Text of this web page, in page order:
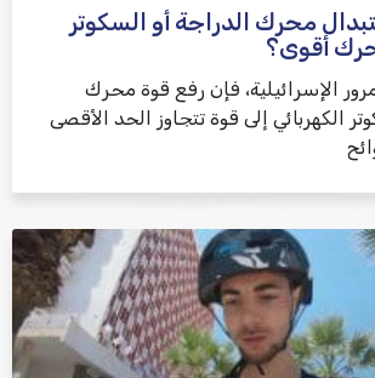
محرك الدراجة أو السكوتر
أقوى؟
الإسرائيلية، فإن رفع قوة محرك
الكهربائي إلى قوة تتجاوز الحد الأقصى